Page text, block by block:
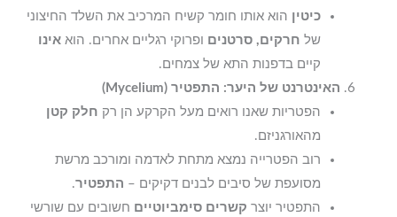
כיטין הוא אותו חומר קשיח המרכיב את השלד החיצוני
של חרקים, סרטנים ופרוקי רגליים אחרים. הוא אינו
קיים בדפנות התא של צמחים.
האינטרנט של היער: התפטיר (Mycelium)
הפטריות שאנו רואים מעל הקרקע הן רק חלק קטן
מהאורגניזם.
רוב הפטרייה נמצא מתחת לאדמה ומורכב מרשת
מסועפת של סיבים לבנים דקיקים – התפטיר.
התפטיר יוצר קשרים סימביוטיים חשובים עם שורשי